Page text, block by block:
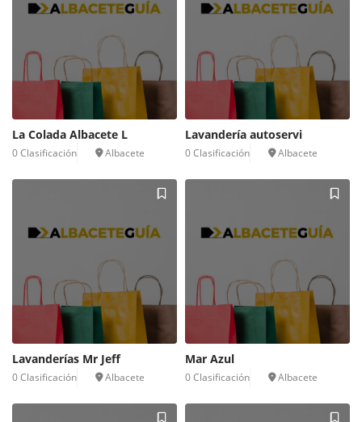
La Colada Albacete L
0 Clasificación Albacete
Lavandería autoservi
0 Clasificación Albacete
Lavanderías Mr Jeff
0 Clasificación Albacete
Mar Azul
0 Clasificación Albacete